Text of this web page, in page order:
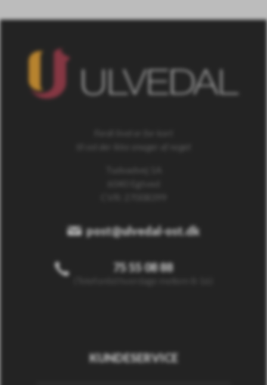
post@ulvedal-ost.dk
75 55 08 88
KUNDESERVICE